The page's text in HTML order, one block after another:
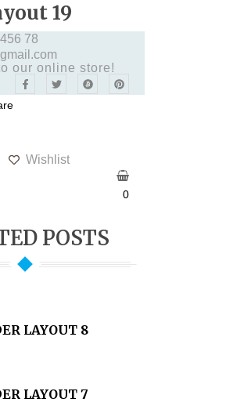
19
78
our online store!
Wishlist
0
POSTS
LAYOUT 8
LAYOUT 7